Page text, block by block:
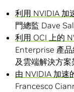
利用 NVIDIA 加
門總監 Dave
利用 OCI 上的
Enterprise 產
及雲端解決方
由 NVIDIA 加速
Francesco